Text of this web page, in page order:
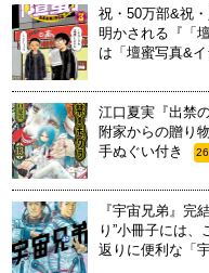
祝・50万部&祝
明かされる『「
は「壇蜜写真&
江口夏実『出禁
附家からの贈り
手ぬぐい付き
『宇宙兄弟』完
り”小冊子には
返りに便利な「